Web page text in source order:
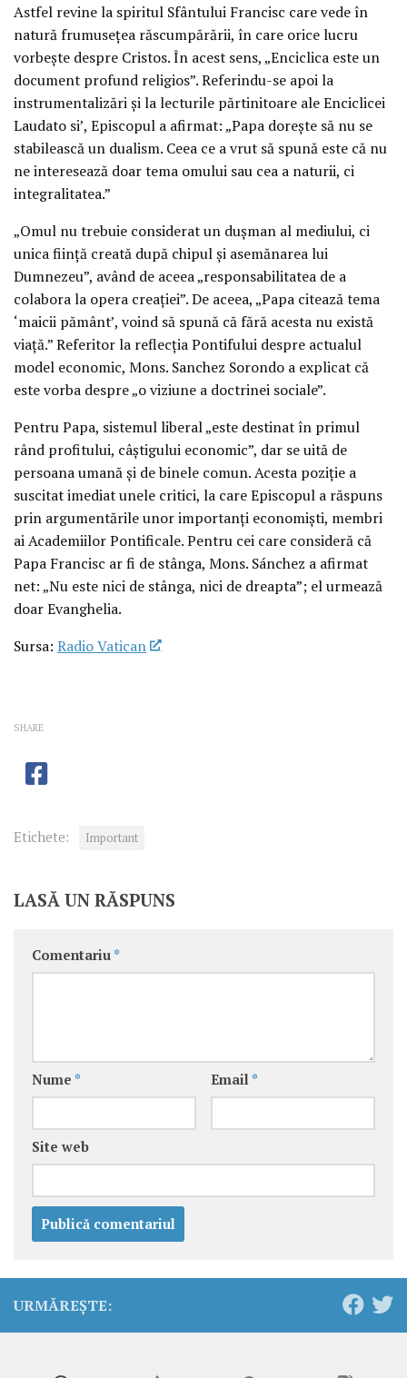
Astfel revine la spiritul Sfântului Francisc care vede în
natură frumusețea răscumpărării, în care orice lucru
vorbește despre Cristos. În acest sens, „Enciclica este un
document profund religios”. Referindu-se apoi la
instrumentalizări și la lecturile părtinitoare ale Enciclicei
Laudato si’, Episcopul a afirmat: „Papa dorește să nu se
stabilească un dualism. Ceea ce a vrut să spună este că nu
ne interesează doar tema omului sau cea a naturii, ci
integralitatea.”
„Omul nu trebuie considerat un dușman al mediului, ci
unica ființă creată după chipul și asemănarea lui
Dumnezeu”, având de aceea „responsabilitatea de a
colabora la opera creației”. De aceea, „Papa citează tema
‘maicii pământ’, voind să spună că fără acesta nu există
viață.” Referitor la reflecția Pontifului despre actualul
model economic, Mons. Sanchez Sorondo a explicat că
este vorba despre „o viziune a doctrinei sociale”.
Pentru Papa, sistemul liberal „este destinat în primul
rând profitului, câștigului economic”, dar se uită de
persoana umană și de binele comun. Acesta poziție a
suscitat imediat unele critici, la care Episcopul a răspuns
prin argumentările unor importanți economiști, membri
ai Academiilor Pontificale. Pentru cei care consideră că
Papa Francisc ar fi de stânga, Mons. Sánchez a afirmat
net: „Nu este nici de stânga, nici de dreapta”; el urmează
doar Evanghelia.
Sursa: Radio Vatican
SHARE
Etichete: Important
LASĂ UN RĂSPUNS
Comentariu *
Nume * Email *
Site web
URMĂREȘTE: